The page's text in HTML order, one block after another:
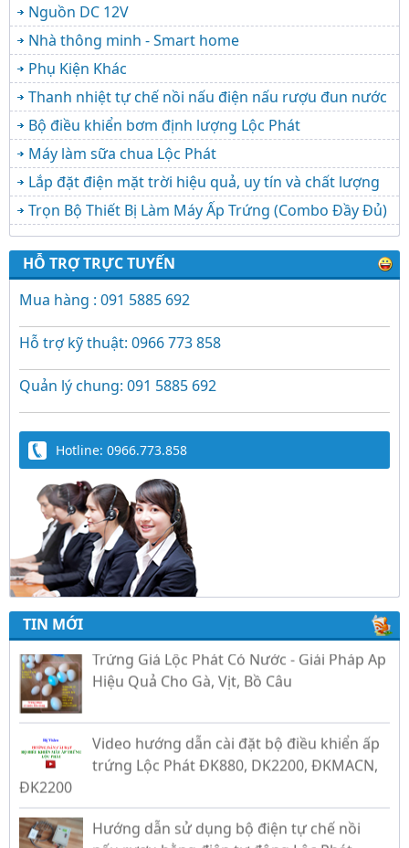
Nguồn DC 12V
Nhà thông minh - Smart home
Phụ Kiện Khác
Thanh nhiệt tự chế nồi nấu điện nấu rượu đun nước
Bộ điều khiển bơm định lượng Lộc Phát
Máy làm sữa chua Lộc Phát
Lắp đặt điện mặt trời hiệu quả, uy tín và chất lượng
Trọn Bộ Thiết Bị Làm Máy Ấp Trứng (Combo Đầy Đủ)
HỖ TRỢ TRỰC TUYẾN
Mua hàng : 091 5885 692
Hỗ trợ kỹ thuật: 0966 773 858
Quản lý chung: 091 5885 692
Hotline: 0966.773.858
TIN MỚI
Trứng Giả Lộc Phát Có Nước - Giải Pháp Ấp
Hiệu Quả Cho Gà, Vịt, Bồ Câu
Video hướng dẫn cài đặt bộ điều khiển ấp
trứng Lộc Phát ĐK880, DK2200, ĐKMACN,
ĐK2200
Hướng dẫn sử dụng bộ điện tự chế nồi
nấu rượu bằng điện tự động Lộc Phát